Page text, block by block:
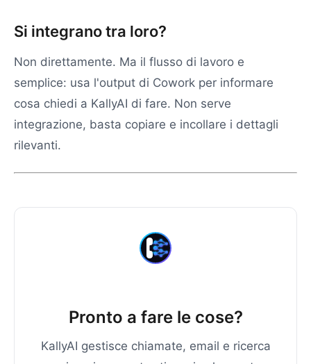
Si integrano tra loro?
Non direttamente. Ma il flusso di lavoro e
semplice: usa l'output di Cowork per informare
cosa chiedi a KallyAI di fare. Non serve
integrazione, basta copiare e incollare i dettagli
rilevanti.
Pronto a fare le cose?
KallyAI gestisce chiamate, email e ricerca